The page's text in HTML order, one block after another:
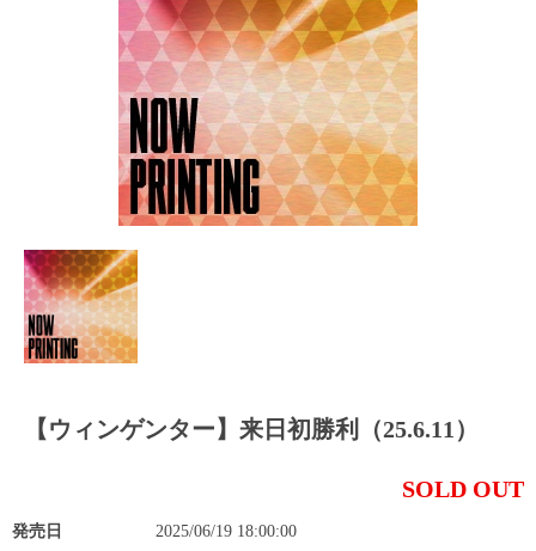
【ウィンゲンター】来日初勝利（25.6.11）
SOLD OUT
発売日 2025/06/19 18:00:00